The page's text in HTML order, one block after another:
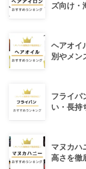
ズ向け・
ヘアオイ
別やメン
フライパ
い・長持
マヌカハ
高さを徹